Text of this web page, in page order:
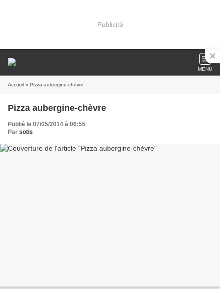
Publicité
MENU
Accueil » Pizza aubergine-chèvre
Pizza aubergine-chèvre
Publié le 07/05/2014 à 06:55
Par sotis